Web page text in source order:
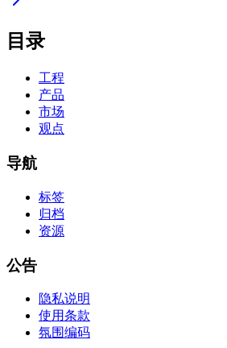
目录
工程
产品
市场
观点
导航
标签
归档
资源
公告
隐私说明
使用条款
氛围编码